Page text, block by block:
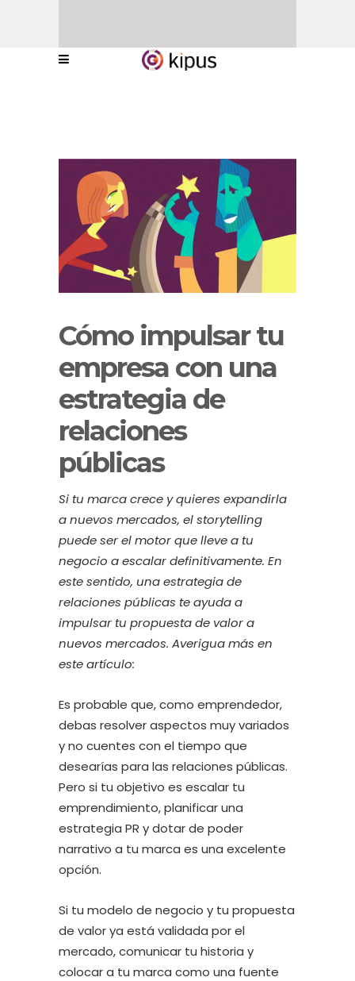
Cómo impulsar tu
empresa con una
estrategia de
relaciones
públicas
Si tu marca crece y quieres expandirla
a nuevos mercados, el storytelling
puede ser el motor que lleve a tu
negocio a escalar definitivamente. En
este sentido, una estrategia de
relaciones públicas te ayuda a
impulsar tu propuesta de valor a
nuevos mercados. Averigua más en
este artículo:
Es probable que, como emprendedor,
debas resolver aspectos muy variados
y no cuentes con el tiempo que
desearías para las relaciones públicas.
Pero si tu objetivo es escalar tu
emprendimiento, planificar una
estrategia PR y dotar de poder
narrativo a tu marca es una excelente
opción.
Si tu modelo de negocio y tu propuesta
de valor ya está validada por el
mercado, comunicar tu historia y
colocar a tu marca como una fuente